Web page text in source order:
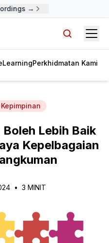
→
Perkhidmatan Kami
Kepimpinan
Lebih Baik
Kepelbagaian
• 3 MINIT